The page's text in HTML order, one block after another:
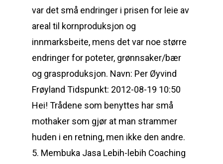
var det små endringer i prisen for leie av
areal til kornproduksjon og
innmarksbeite, mens det var noe større
endringer for poteter, grønnsaker/bær
og grasproduksjon. Navn: Per Øyvind
Frøyland Tidspunkt: 2012-08-19 10:50
Hei! Trådene som benyttes har små
mothaker som gjør at man strammer
huden i en retning, men ikke den andre.
5. Membuka Jasa Lebih-lebih Coaching